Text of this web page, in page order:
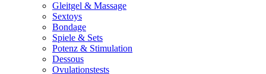
Gleitgel & Massage
Sextoys
Bondage
Spiele & Sets
Potenz & Stimulation
Dessous
Ovulationstests